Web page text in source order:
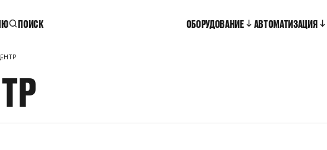
ПОИСК ОБОРУДОВАНИЕ АВТОМАТИЗАЦИЯ